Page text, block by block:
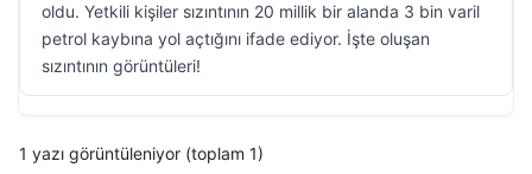
oldu. Yetkili kişiler sızıntının 20 millik bir alanda 3 bin varil
petrol kaybına yol açtığını ifade ediyor. İşte oluşan
sızıntının görüntüleri!
1 yazı görüntüleniyor (toplam 1)